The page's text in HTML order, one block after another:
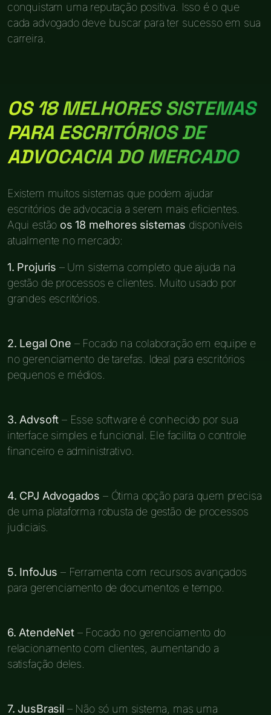
conquistam uma reputação positiva. Isso é o que
cada advogado deve buscar para ter sucesso em sua
carreira.
OS 18 MELHORES SISTEMAS
PARA ESCRITÓRIOS DE
ADVOCACIA DO MERCADO
Existem muitos sistemas que podem ajudar
escritórios de advocacia a serem mais eficientes.
Aqui estão os 18 melhores sistemas disponíveis
atualmente no mercado:
1. Projuris – Um sistema completo que ajuda na
gestão de processos e clientes. Muito usado por
grandes escritórios.
2. Legal One – Focado na colaboração em equipe e
no gerenciamento de tarefas. Ideal para escritórios
pequenos e médios.
3. Advsoft – Esse software é conhecido por sua
interface simples e funcional. Ele facilita o controle
financeiro e administrativo.
4. CPJ Advogados – Ótima opção para quem precisa
de uma plataforma robusta de gestão de processos
judiciais.
5. InfoJus – Ferramenta com recursos avançados
para gerenciamento de documentos e tempo.
6. AtendeNet– Focado no gerenciamento do
relacionamento com clientes, aumentando a
satisfação deles.
7. JusBrasil – Não só um sistema, mas uma